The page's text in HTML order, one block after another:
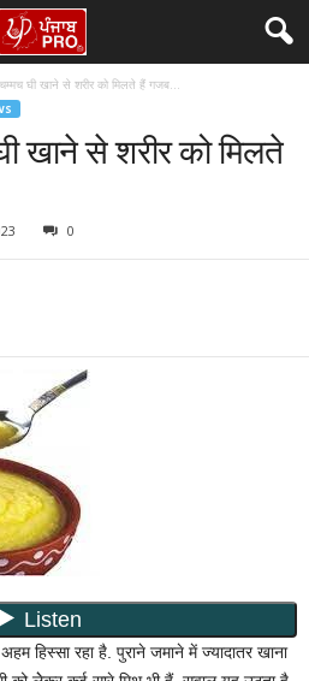
घी खाने से शरीर को मिलते हैं गजब...
खाने से शरीर को मिलते
0
हिस्सा रहा है. पुराने जमाने में ज्यादातर खाना